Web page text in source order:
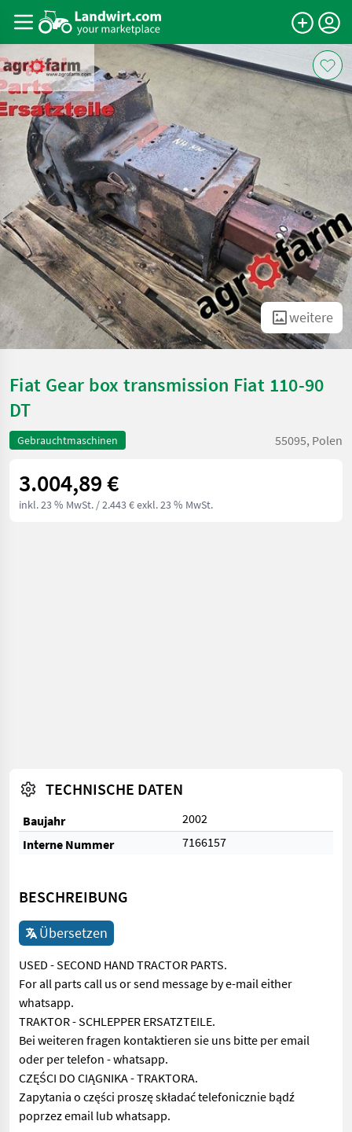
weitere
Fiat Gear box transmission Fiat 110-90
DT
Gebrauchtmaschinen 55095, Polen
3.004,89 €
inkl. 23 % MwSt. / 2.443 € exkl. 23 % MwSt.
TECHNISCHE DATEN
Baujahr
2002
Interne Nummer
7166157
BESCHREIBUNG
Übersetzen
USED - SECOND HAND TRACTOR PARTS.
For all parts call us or send message by e-mail either
whatsapp.
TRAKTOR - SCHLEPPER ERSATZTEILE.
Bei weiteren fragen kontaktieren sie uns bitte per email
oder per telefon - whatsapp.
CZĘŚCI DO CIĄGNIKA - TRAKTORA.
Zapytania o części proszę składać telefonicznie bądź
poprzez email lub whatsapp.